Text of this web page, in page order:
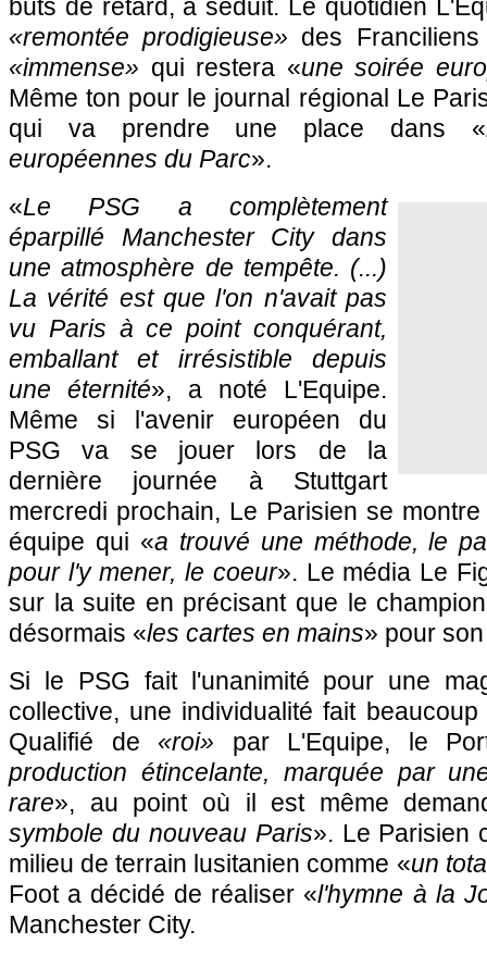
buts de retard, a séduit. Le quotidien
«remontée prodigieuse» des
«immense» qui restera «une soirée
Même ton pour le journal régional Le
qui va prendre une place dans «
européennes du Parc».
«Le PSG a complètement
éparpillé Manchester City dans
une atmosphère de tempête. (...)
La vérité est que l'on n'avait pas
vu Paris à ce point conquérant,
emballant et irrésistible depuis
une éternité», a noté L'Equipe.
Même si l'avenir européen du
PSG va se jouer lors de la
dernière journée à Stuttgart
mercredi prochain, Le Parisien se
équipe qui «a trouvé une méthode, le
pour l'y mener, le coeur». Le média Le
sur la suite en précisant que le
désormais «les cartes en mains» pour
Si le PSG fait l'unanimité pour une
collective, une individualité fait
Qualifié de «roi» par L'Equipe, le
production étincelante, marquée par
rare», au point où il est même
symbole du nouveau Paris». Le Parisien
milieu de terrain lusitanien comme «un
Foot a décidé de réaliser «l'hymne à la
Manchester City.